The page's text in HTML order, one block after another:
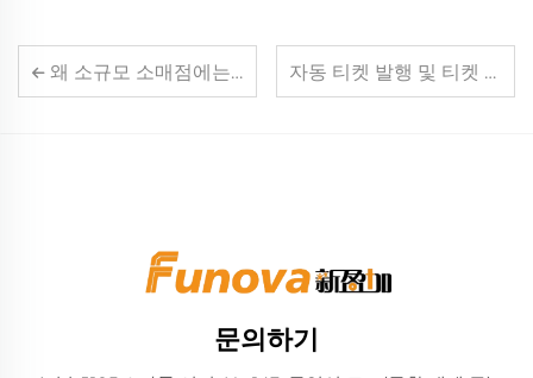
왜 소규모 소매점에는 독립형 카드 시스템이 더 비용 효율적인가 자동 티켓 발행 및 티켓 아웃 시스템이 경기장에서 수작업 노동을 줄이는 방식
문의하기